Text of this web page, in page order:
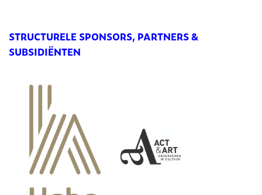
STRUCTURELE SPONSORS, PARTNERS &
SUBSIDIËNTEN